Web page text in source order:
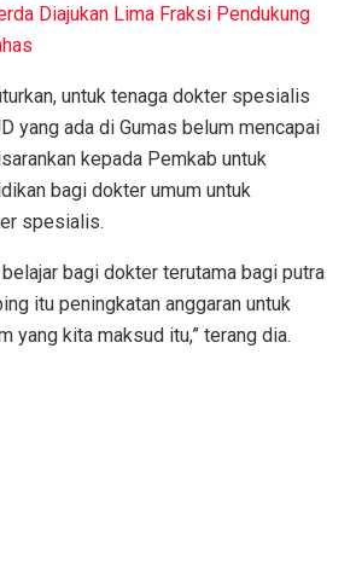
Diajukan Lima Fraksi Pendukung
untuk tenaga dokter spesialis
yang ada di Gumas belum mencapai
kepada Pemkab untuk
bagi dokter umum untuk
spesialis.
belajar bagi dokter terutama bagi putra
itu peningkatan anggaran untuk
yang kita maksud itu,” terang dia.